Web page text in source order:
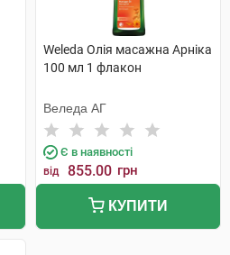
Weleda Олія масажна Арніка
100 мл 1 флакон
Веледа АГ
Є в наявності
від 855.00 грн
КУПИТИ